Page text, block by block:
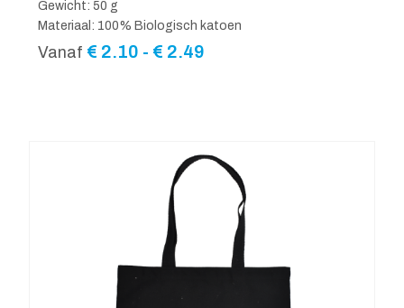
Gewicht: 50 g
Materiaal: 100% Biologisch katoen
Vanaf € 2.10 - € 2.49